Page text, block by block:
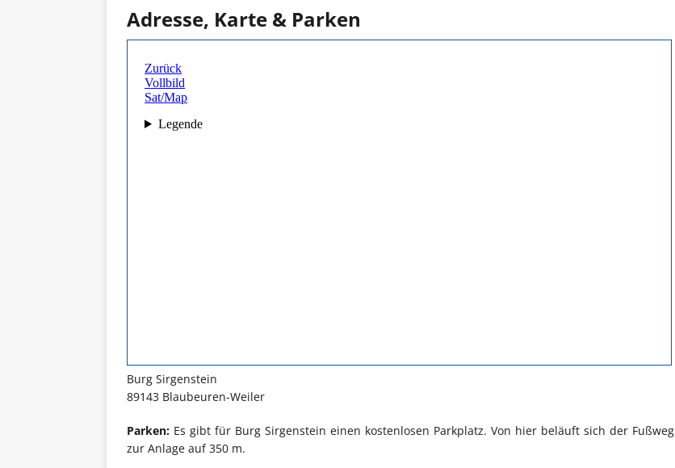
Adresse, Karte & Parken
Burg Sirgenstein
89143 Blaubeuren-Weiler
Parken: Es gibt für Burg Sirgenstein einen kostenlosen Parkplatz. Von hier beläuft sich der Fußweg
zur Anlage auf 350 m.